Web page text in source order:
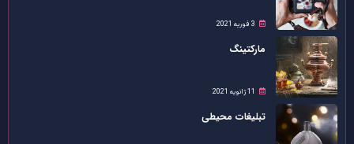
3 فوریه 2021
مارکتینگ
11 ژانویه 2021
تبلیغات محیطی